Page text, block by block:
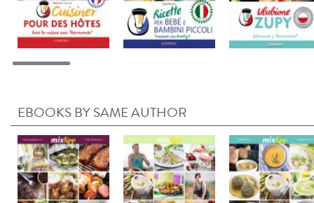
EBOOKS BY SAME AUTHOR